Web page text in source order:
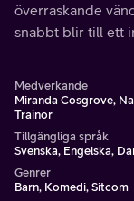
överraskande
snabbt blir till ett
Medverkande
Miranda Cosgrove,
Trainor
Tillgängliga språk
Svenska, Engelska,
Genrer
Barn, Komedi, Sitcom